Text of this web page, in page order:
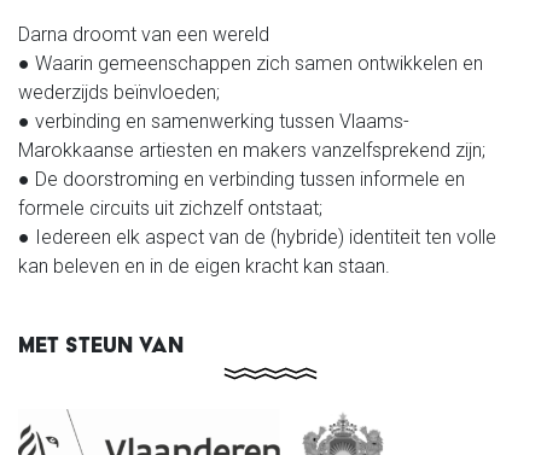
Darna droomt van een wereld
● Waarin gemeenschappen zich samen ontwikkelen en
wederzijds beïnvloeden;
● verbinding en samenwerking tussen Vlaams-
Marokkaanse artiesten en makers vanzelfsprekend zijn;
● De doorstroming en verbinding tussen informele en
formele circuits uit zichzelf ontstaat;
● Iedereen elk aspect van de (hybride) identiteit ten volle
kan beleven en in de eigen kracht kan staan.
MET STEUN VAN